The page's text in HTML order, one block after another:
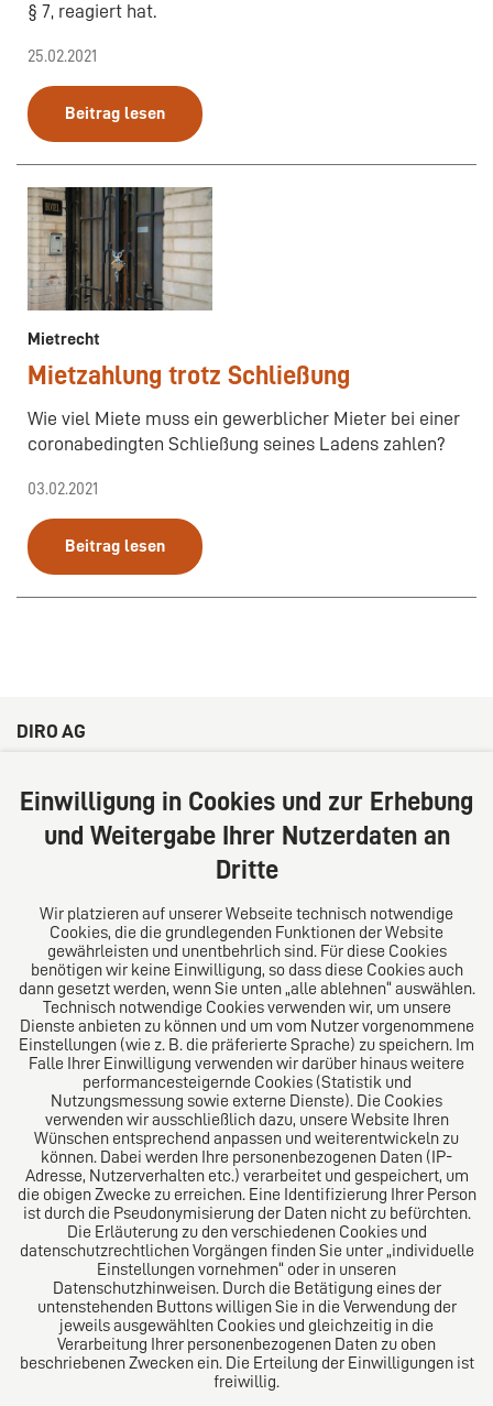
§ 7, reagiert hat.
25.02.2021
Beitrag lesen
Mietrecht
Mietzahlung trotz Schließung
Wie viel Miete muss ein gewerblicher Mieter bei einer
coronabedingten Schließung seines Ladens zahlen?
03.02.2021
Beitrag lesen
DIRO AG
20354 Hamburg
Deutschland
Tel: +49 (0) 40 41352231
Über uns
Das Kanzlei-Vertrauensnetzwerk. Aus Europa für die
Welt. Für den erfolgreichen Mittelstand.
Folgen Sie uns auf
Das europäische Kanzlei-Netzwerk
Einwilligung in Cookies und zur Erhebung
und Weitergabe Ihrer Nutzerdaten an
Dritte
Wir platzieren auf unserer Webseite technisch notwendige
Cookies, die die grundlegenden Funktionen der Website
gewährleisten und unentbehrlich sind. Für diese Cookies
benötigen wir keine Einwilligung, so dass diese Cookies auch
dann gesetzt werden, wenn Sie unten „alle ablehnen“ auswählen.
Technisch notwendige Cookies verwenden wir, um unsere
Dienste anbieten zu können und um vom Nutzer vorgenommene
Einstellungen (wie z. B. die präferierte Sprache) zu speichern. Im
Falle Ihrer Einwilligung verwenden wir darüber hinaus weitere
performancesteigernde Cookies (Statistik und
Nutzungsmessung sowie externe Dienste). Die Cookies
verwenden wir ausschließlich dazu, unsere Website Ihren
Wünschen entsprechend anpassen und weiterentwickeln zu
können. Dabei werden Ihre personenbezogenen Daten (IP-
Adresse, Nutzerverhalten etc.) verarbeitet und gespeichert, um
die obigen Zwecke zu erreichen. Eine Identifizierung Ihrer Person
ist durch die Pseudonymisierung der Daten nicht zu befürchten.
Die Erläuterung zu den verschiedenen Cookies und
datenschutzrechtlichen Vorgängen finden Sie unter „individuelle
Einstellungen vornehmen“ oder in unseren
Datenschutzhinweisen. Durch die Betätigung eines der
untenstehenden Buttons willigen Sie in die Verwendung der
jeweils ausgewählten Cookies und gleichzeitig in die
Verarbeitung Ihrer personenbezogenen Daten zu oben
beschriebenen Zwecken ein. Die Erteilung der Einwilligungen ist
freiwillig.